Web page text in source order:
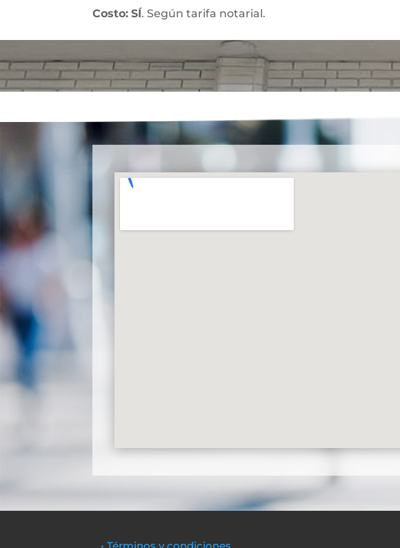
Costo: SÍ. Según tarifa notarial.
• Términos y condiciones